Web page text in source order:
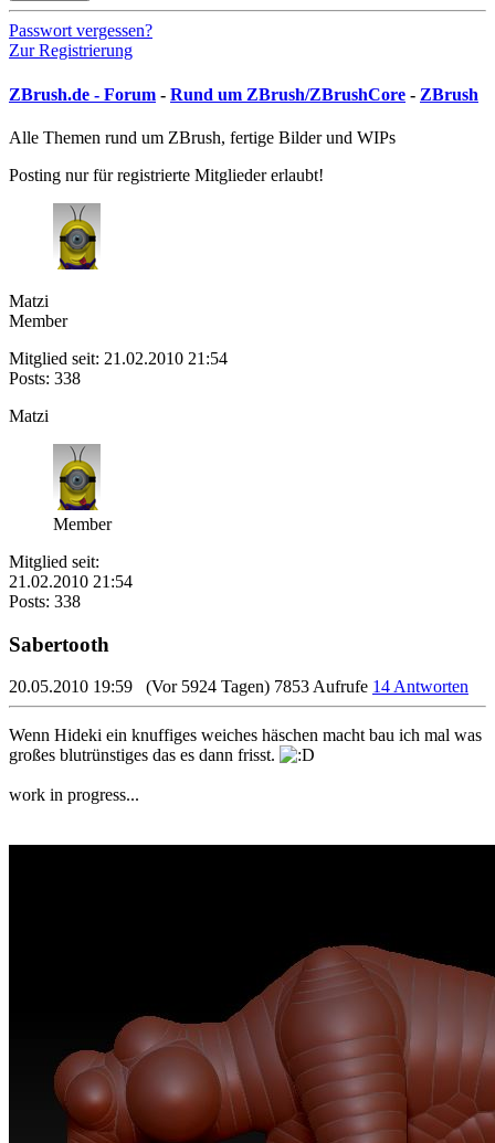
Passwort vergessen?
Zur Registrierung
ZBrush.de - Forum - Rund um ZBrush/ZBrushCore - ZBrush
Alle Themen rund um ZBrush, fertige Bilder und WIPs
Posting nur für registrierte Mitglieder erlaubt!
Matzi
Member
Mitglied seit: 21.02.2010 21:54
Posts: 338
Matzi
Member
Mitglied seit:
21.02.2010 21:54
Posts: 338
Sabertooth
20.05.2010 19:59 (Vor 5924 Tagen) 7853 Aufrufe 14 Antworten
Wenn Hideki ein knuffiges weiches häschen macht bau ich mal was
großes blutrünstiges das es dann frisst.
work in progress...